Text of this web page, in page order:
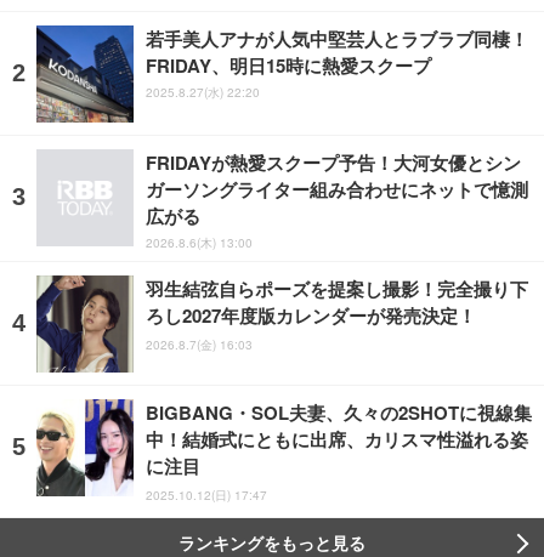
若手美人アナが人気中堅芸人とラブラブ同棲！
FRIDAY、明日15時に熱愛スクープ
2025.8.27(水) 22:20
FRIDAYが熱愛スクープ予告！大河女優とシン
ガーソングライター組み合わせにネットで憶測
広がる
2026.8.6(木) 13:00
羽生結弦自らポーズを提案し撮影！完全撮り下
ろし2027年度版カレンダーが発売決定！
2026.8.7(金) 16:03
BIGBANG・SOL夫妻、久々の2SHOTに視線集
中！結婚式にともに出席、カリスマ性溢れる姿
に注目
2025.10.12(日) 17:47
ランキングをもっと見る